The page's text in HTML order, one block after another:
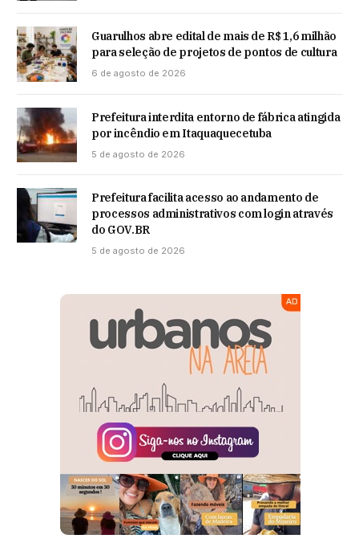
Guarulhos abre edital de mais de R$ 1,6 milhão
para seleção de projetos de pontos de cultura
6 de agosto de 2026
Prefeitura interdita entorno de fábrica atingida
por incêndio em Itaquaquecetuba
5 de agosto de 2026
Prefeitura facilita acesso ao andamento de
processos administrativos com login através
do GOV.BR
5 de agosto de 2026